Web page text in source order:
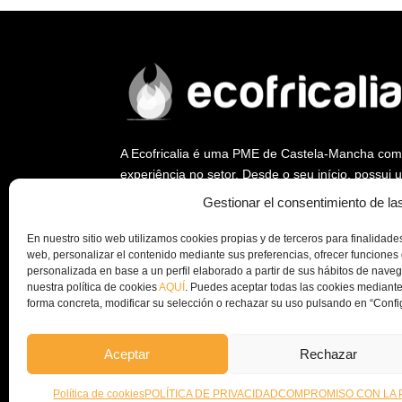
Gestionar el consentimiento de
En nuestro sitio web utilizamos cookies propias y de terceros para
web, personalizar el contenido mediante sus preferencias, ofrecer
personalizada en base a un perfil elaborado a partir de sus hábitos de
nuestra política de cookiesAQUÍ . Puedes aceptar todas las cookies
forma concreta, modificar su selección o rechazar su uso pulsando en
Aceptar Rechazar
Política de cookiesPOLÍTICA DE PRIVACIDADCOMPROMISO CON LA
A Ecofricalia é uma PME de Castela-Mancha
experiência no setor. Desde o seu início, possui
tendo sido uma empresa pioneira na abertura
Na Ecofricalia, continuamos a trabalhar a nível
instalação de unidades de peletização e
fomentar a economia circular e o
e/ou empresa.
© Copyright 2024 – Ecofricalia POLÍTICA DE